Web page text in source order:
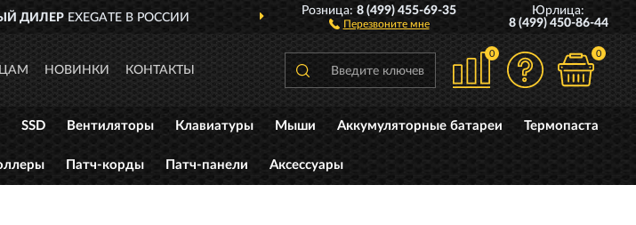
ДИЛЕРEXEGATE В РОССИИ ДОСТАВИМ ПО ВСЕЙ РОССИИ
Розница:8 (499) 455-69-35
Перезвоните мне
Юрлица:
8 (499) 450-86-44
НОВИНКИ КОНТАКТЫ
0 0
SSD Вентиляторы Клавиатуры Мыши Аккумуляторные батареи Термопаста
Патч-корды Патч-панели Аксессуары